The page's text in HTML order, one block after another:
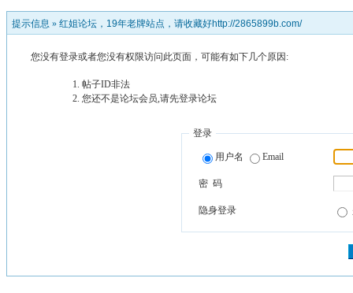
提示信息 » 红姐论坛，19年老牌站点，请收藏好http://2865899b.com/
您没有登录或者您没有权限访问此页面，可能有如下几个原因:
帖子ID非法
您还不是论坛会员,请先登录论坛
登录
用户名 Email
密 码
隐身登录